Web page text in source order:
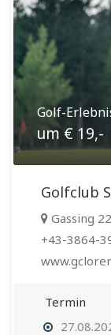
Golf-
um € 19,-
Golfclub
Gassing
+43-3864-
Termin